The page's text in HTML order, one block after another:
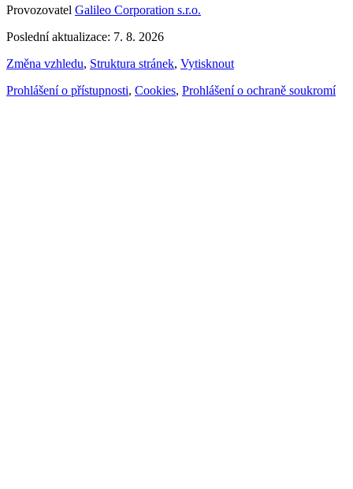
Provozovatel Galileo Corporation s.r.o.
Poslední aktualizace: 7. 8. 2026
Změna vzhledu, Struktura stránek, Vytisknout
Prohlášení o přístupnosti, Cookies, Prohlášení o ochraně soukromí